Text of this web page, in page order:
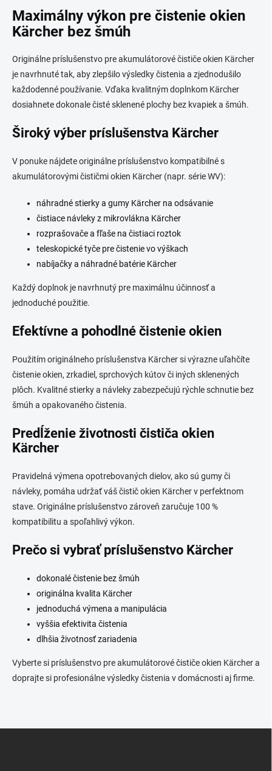
c
r
v
k
y
v
p
s
u
k
a
n
i
e
Maximálny výkon pre čistenie okien
Kärcher bez šmúh
Originálne príslušenstvo pre akumulátorové čističe okien Kärcher
je navrhnuté tak, aby zlepšilo výsledky čistenia a zjednodušilo
každodenné používanie. Vďaka kvalitným doplnkom Kärcher
dosiahnete dokonale čisté sklenené plochy bez kvapiek a šmúh.
Široký výber príslušenstva Kärcher
V ponuke nájdete originálne príslušenstvo kompatibilné s
akumulátorovými čističmi okien Kärcher (napr. série WV):
náhradné stierky a gumy Kärcher na odsávanie
čistiace návleky z mikrovlákna Kärcher
rozprašovače a fľaše na čistiaci roztok
teleskopické tyče pre čistenie vo výškach
nabíjačky a náhradné batérie Kärcher
Každý doplnok je navrhnutý pre maximálnu účinnosť a
jednoduché použitie.
Efektívne a pohodlné čistenie okien
Použitím originálneho príslušenstva Kärcher si výrazne uľahčíte
čistenie okien, zrkadiel, sprchových kútov či iných sklenených
plôch. Kvalitné stierky a návleky zabezpečujú rýchle schnutie bez
šmúh a opakovaného čistenia.
Predĺženie životnosti čističa okien
Kärcher
Pravidelná výmena opotrebovaných dielov, ako sú gumy či
návleky, pomáha udržať váš čistič okien Kärcher v perfektnom
stave. Originálne príslušenstvo zároveň zaručuje 100 %
kompatibilitu a spoľahlivý výkon.
Prečo si vybrať príslušenstvo Kärcher
dokonalé čistenie bez šmúh
originálna kvalita Kärcher
jednoduchá výmena a manipulácia
vyššia efektivita čistenia
dlhšia životnosť zariadenia
Vyberte si príslušenstvo pre akumulátorové čističe okien Kärcher a
doprajte si profesionálne výsledky čistenia v domácnosti aj firme.